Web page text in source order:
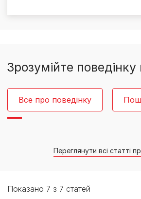
Зрозумійте
Все про поведінку
Переглянути всі статті
Показано 7 з 7 статей